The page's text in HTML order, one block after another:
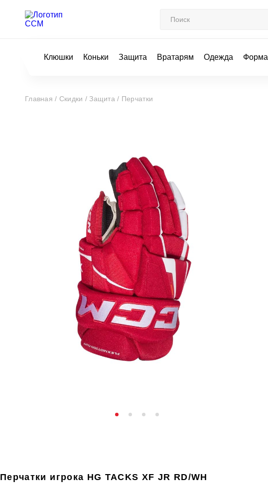
Клюшки Коньки Защита Вратарям Одежда Форма
Главная / Скидки / Защита / Перчатки
Перчатки игрока HG TACKS XF JR RD/WH